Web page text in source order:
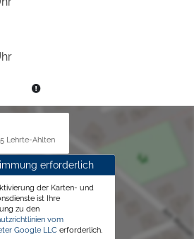
Lehrte-Ahlten
erforderlich
der Karten- und
ist Ihre
zu den
vom
Google LLC erforderlich.